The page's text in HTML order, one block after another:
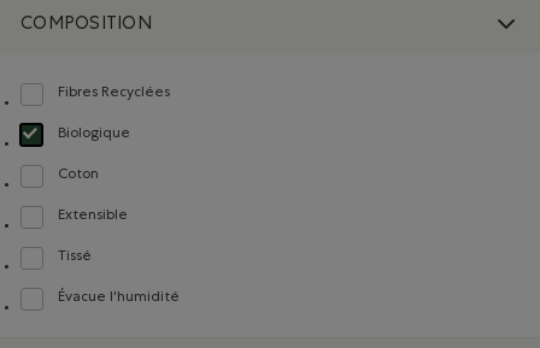
COMPOSITION
Fibres Recyclées
Classer selon Composition : FibresRecyclées(RecycledFibres)
Biologique
Choisir Classé selon Composition :
Coton
Classer selon Composition : Coton(Cotton)
Extensible
Classer selon Composition : Extensible(Stretch)
Tissé
Classer selon Composition : Tissé(Woven)
Évacue l'humidité
Classer selon Composition : Évacuel'humidité(MoistureWicking)